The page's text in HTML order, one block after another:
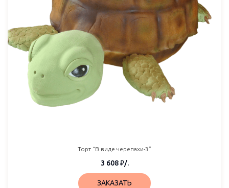
Торт “В виде черепахи-3”
3 608₽/.
ЗАКАЗАТЬ